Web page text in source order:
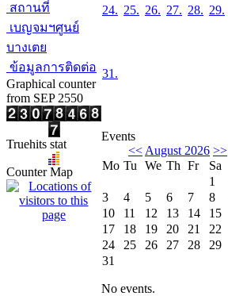
สถานที่
เบญจมฯศูนย์
บางเตย
ข้อมูลการติดต่อ
Graphical counter
from SEP 2550
Truehits stat
Counter Map
24. 25. 26. 27. 28. 29.
31.
Events
<< August 2026 >>
Mo Tu We Th Fr Sa
1
3
4 5 6 7 8
10
11 12 13 14 15
17
18 19 20 21 22
24
25 26 27 28 29
31
No events.